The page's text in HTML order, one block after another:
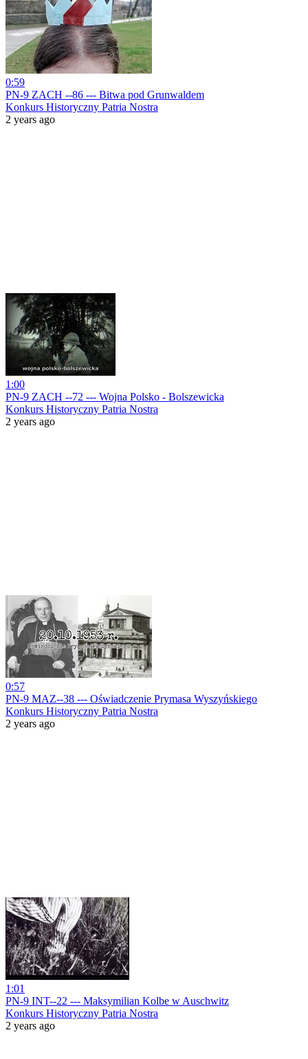
0:59
PN-9 ZACH --86 --- Bitwa pod Grunwaldem
Konkurs Historyczny Patria Nostra
2 years ago
1:00
PN-9 ZACH --72 --- Wojna Polsko - Bolszewicka
Konkurs Historyczny Patria Nostra
2 years ago
0:57
PN-9 MAZ--38 --- Oświadczenie Prymasa Wyszyńskiego
Konkurs Historyczny Patria Nostra
2 years ago
1:01
PN-9 INT--22 --- Maksymilian Kolbe w Auschwitz
Konkurs Historyczny Patria Nostra
2 years ago